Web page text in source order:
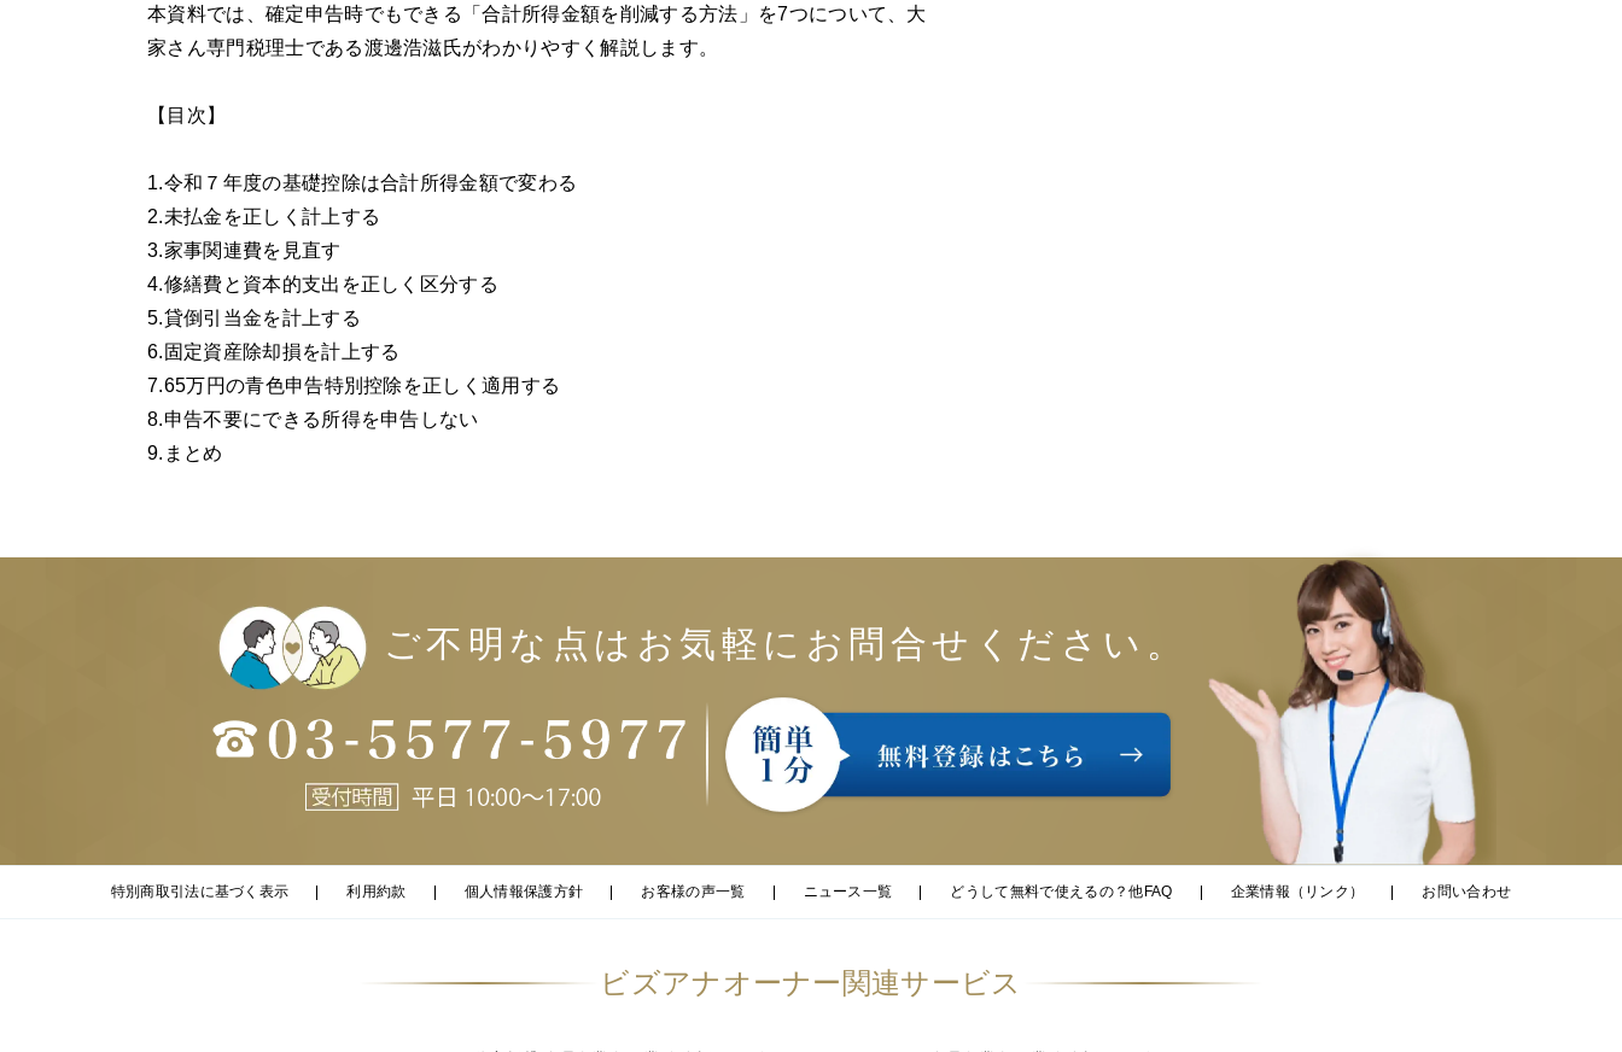
本資料では、確定申告時でもできる「合計所得金額を削減する方法」を7つについて、大
家さん専門税理士である渡邊浩滋氏がわかりやすく解説します。
【目次】
1.令和７年度の基礎控除は合計所得金額で変わる
2.未払金を正しく計上する
3.家事関連費を見直す
4.修繕費と資本的支出を正しく区分する
5.貸倒引当金を計上する
6.固定資産除却損を計上する
7.65万円の青色申告特別控除を正しく適用する
8.申告不要にできる所得を申告しない
9.まとめ
ご不明な点はお気軽にお問合せください。
特別商取引法に基づく表示 利用約款 個人情報保護方針 お客様の声一覧 ニュース一覧 どうして無料で使えるの？他FAQ 企業情報（リンク） お問い合わせ
ビズアナオーナー関連サービス